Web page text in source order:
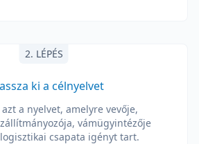
2. LÉPÉS
ki a célnyelvet
azt a nyelvet, amelyre vevője,
vámügyintézője
csapata igényt tart.